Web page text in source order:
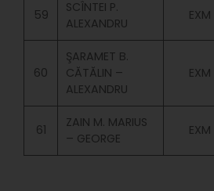
59
SCÎNTEI P.
ALEXANDRU
EXM
60
ŞARAMET B.
CĂTĂLIN –
ALEXANDRU
EXM
61
ZAIN M. MARIUS
– GEORGE
EXM